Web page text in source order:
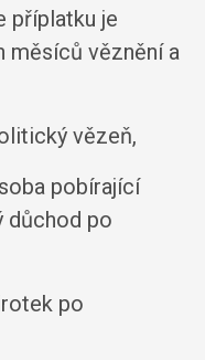
příplatku je
měsíců věznění a
vězeň,
pobírající
důchod po
po